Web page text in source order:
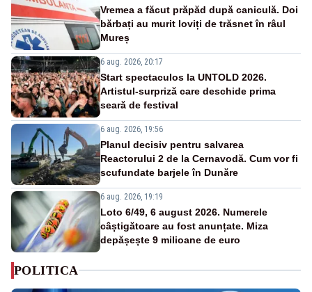
Vremea a făcut prăpăd după caniculă. Doi
bărbați au murit loviți de trăsnet în râul
Mureș
6 aug. 2026, 20:17
Start spectaculos la UNTOLD 2026.
Artistul-surpriză care deschide prima
seară de festival
6 aug. 2026, 19:56
Planul decisiv pentru salvarea
Reactorului 2 de la Cernavodă. Cum vor fi
scufundate barjele în Dunăre
6 aug. 2026, 19:19
Loto 6/49, 6 august 2026. Numerele
câștigătoare au fost anunțate. Miza
depășește 9 milioane de euro
POLITICA